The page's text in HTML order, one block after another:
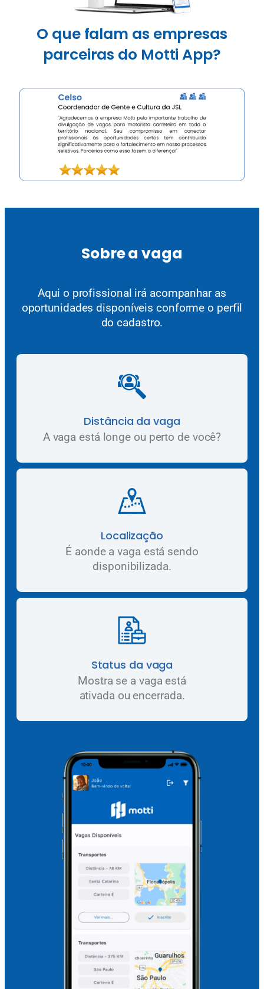
O que falam as empresas
parceiras do Motti App?
Sobre a vaga
Aqui o profissional irá acompanhar as
oportunidades disponíveis conforme o perfil
do cadastro.
Distância da vaga
A vaga está longe ou perto de você?
Localização
É aonde a vaga está sendo
disponibilizada.
Status da vaga
Mostra se a vaga está
ativada ou encerrada.